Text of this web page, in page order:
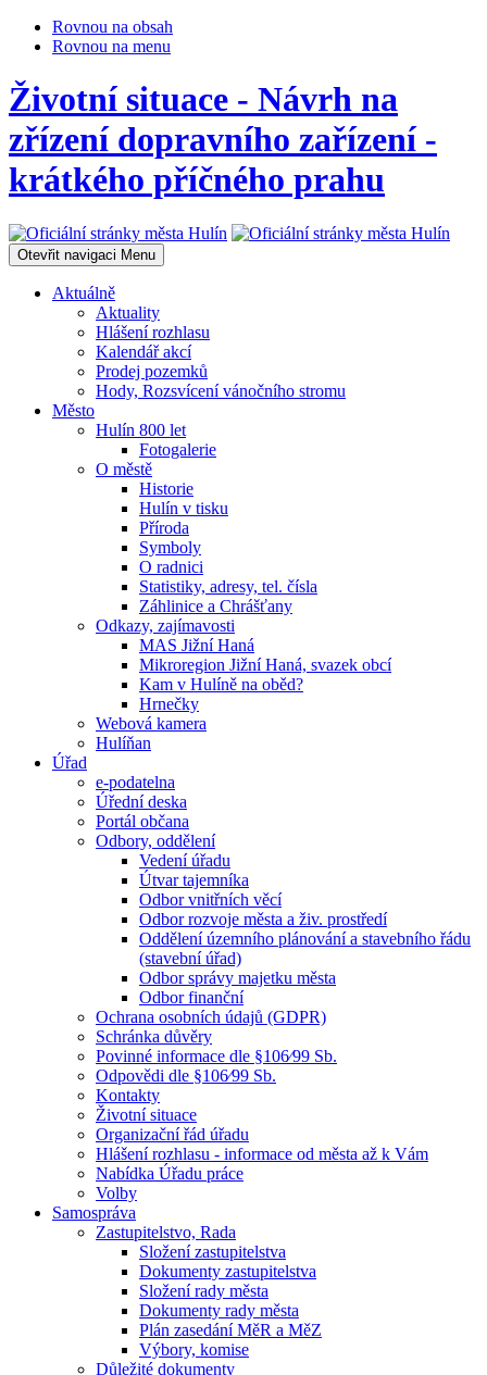
Rovnou na obsah
Rovnou na menu
Životní situace - Návrh na
zřízení dopravního zařízení -
krátkého příčného prahu
Otevřit navigaci Menu
Aktuálně
Aktuality
Hlášení rozhlasu
Kalendář akcí
Prodej pozemků
Hody, Rozsvícení vánočního stromu
Město
Hulín 800 let
Fotogalerie
O městě
Historie
Hulín v tisku
Příroda
Symboly
O radnici
Statistiky, adresy, tel. čísla
Záhlinice a Chrášťany
Odkazy, zajímavosti
MAS Jižní Haná
Mikroregion Jižní Haná, svazek obcí
Kam v Hulíně na oběd?
Hrnečky
Webová kamera
Hulíňan
Úřad
e-podatelna
Úřední deska
Portál občana
Odbory, oddělení
Vedení úřadu
Útvar tajemníka
Odbor vnitřních věcí
Odbor rozvoje města a živ. prostředí
Oddělení územního plánování a stavebního řádu
(stavební úřad)
Odbor správy majetku města
Odbor finanční
Ochrana osobních údajů (GDPR)
Schránka důvěry
Povinné informace dle §106⁄99 Sb.
Odpovědi dle §106⁄99 Sb.
Kontakty
Životní situace
Organizační řád úřadu
Hlášení rozhlasu - informace od města až k Vám
Nabídka Úřadu práce
Volby
Samospráva
Zastupitelstvo, Rada
Složení zastupitelstva
Dokumenty zastupitelstva
Složení rady města
Dokumenty rady města
Plán zasedání MěR a MěZ
Výbory, komise
Důležité dokumenty